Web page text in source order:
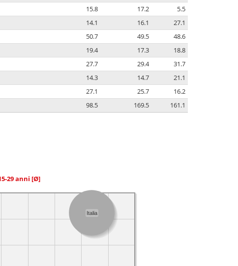
15.8 17.2
5.5
14.1 16.1
27.1
50.7 49.5
48.6
19.4 17.3
18.8
27.7 29.4
31.7
14.3 14.7
21.1
27.1 25.7
16.2
98.5 169.5 161.1
29 anni [Ø]
Italia